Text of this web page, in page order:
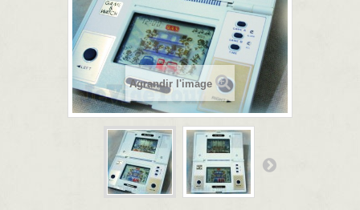
Agrandir l'image